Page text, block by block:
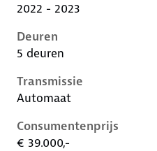
2022 - 2023
Deuren
5 deuren
Transmissie
Automaat
Consumentenprijs
€ 39.000,-